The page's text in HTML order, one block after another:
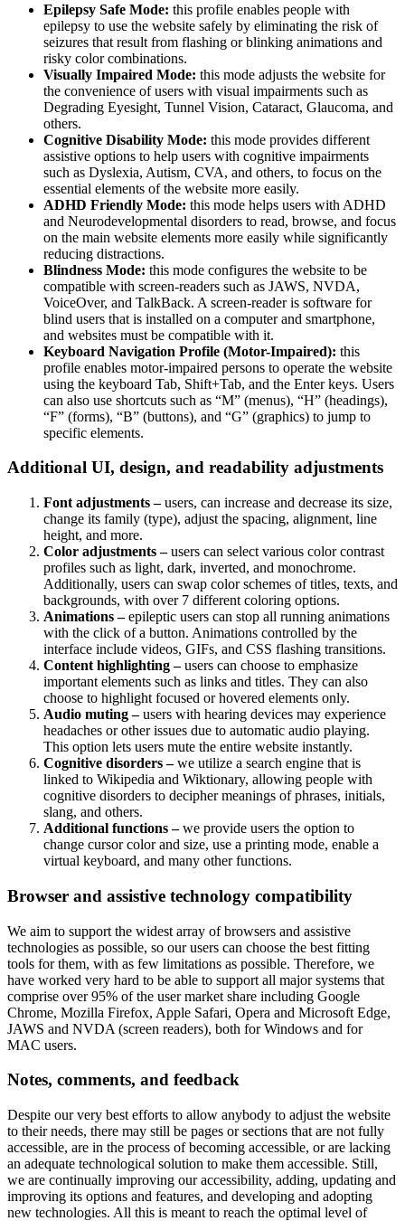
Epilepsy Safe Mode: this profile enables people with
epilepsy to use the website safely by eliminating the risk of
seizures that result from flashing or blinking animations and
risky color combinations.
Visually Impaired Mode: this mode adjusts the website for
the convenience of users with visual impairments such as
Degrading Eyesight, Tunnel Vision, Cataract, Glaucoma, and
others.
Cognitive Disability Mode: this mode provides different
assistive options to help users with cognitive impairments
such as Dyslexia, Autism, CVA, and others, to focus on the
essential elements of the website more easily.
ADHD Friendly Mode: this mode helps users with ADHD
and Neurodevelopmental disorders to read, browse, and focus
on the main website elements more easily while significantly
reducing distractions.
Blindness Mode: this mode configures the website to be
compatible with screen-readers such as JAWS, NVDA,
VoiceOver, and TalkBack. A screen-reader is software for
blind users that is installed on a computer and smartphone,
and websites must be compatible with it.
Keyboard Navigation Profile (Motor-Impaired): this
profile enables motor-impaired persons to operate the website
using the keyboard Tab, Shift+Tab, and the Enter keys. Users
can also use shortcuts such as “M” (menus), “H” (headings),
“F” (forms), “B” (buttons), and “G” (graphics) to jump to
specific elements.
Additional UI, design, and readability adjustments
Font adjustments –users, can increase and decrease its size,
change its family (type), adjust the spacing, alignment, line
height, and more.
Color adjustments –users can select various color contrast
profiles such as light, dark, inverted, and monochrome.
Additionally, users can swap color schemes of titles, texts, and
backgrounds, with over 7 different coloring options.
Animations –epileptic users can stop all running animations
with the click of a button. Animations controlled by the
interface include videos, GIFs, and CSS flashing transitions.
Content highlighting –users can choose to emphasize
important elements such as links and titles. They can also
choose to highlight focused or hovered elements only.
Audio muting –users with hearing devices may experience
headaches or other issues due to automatic audio playing.
This option lets users mute the entire website instantly.
Cognitive disorders –we utilize a search engine that is
linked to Wikipedia and Wiktionary, allowing people with
cognitive disorders to decipher meanings of phrases, initials,
slang, and others.
Additional functions –we provide users the option to
change cursor color and size, use a printing mode, enable a
virtual keyboard, and many other functions.
Browser and assistive technology compatibility
We aim to support the widest array of browsers and assistive
technologies as possible, so our users can choose the best fitting
tools for them, with as few limitations as possible. Therefore, we
have worked very hard to be able to support all major systems that
comprise over 95% of the user market share including Google
Chrome, Mozilla Firefox, Apple Safari, Opera and Microsoft Edge,
JAWS and NVDA (screen readers), both for Windows and for
MAC users.
Notes, comments, and feedback
Despite our very best efforts to allow anybody to adjust the website
to their needs, there may still be pages or sections that are not fully
accessible, are in the process of becoming accessible, or are lacking
an adequate technological solution to make them accessible. Still,
we are continually improving our accessibility, adding, updating and
improving its options and features, and developing and adopting
new technologies. All this is meant to reach the optimal level of